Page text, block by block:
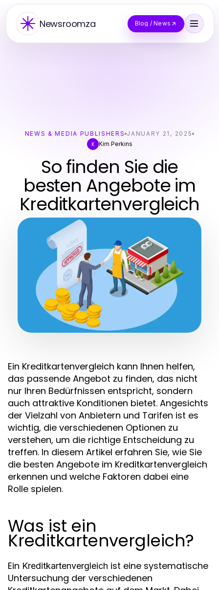
Newsroomza Blog / News
NEWS & MEDIA PUBLISHERS JANUARY 21, 2025
K Kim Perkins
So finden Sie die
besten Angebote im
Kreditkartenvergleich
Ein Kreditkartenvergleich kann Ihnen helfen,
das passende Angebot zu finden, das nicht
nur Ihren Bedürfnissen entspricht, sondern
auch attraktive Konditionen bietet. Angesichts
der Vielzahl von Anbietern und Tarifen ist es
wichtig, die verschiedenen Optionen zu
verstehen, um die richtige Entscheidung zu
treffen. In diesem Artikel erfahren Sie, wie Sie
die besten Angebote im Kreditkartenvergleich
erkennen und welche Faktoren dabei eine
Rolle spielen.
Was ist ein
Kreditkartenvergleich?
Ein Kreditkartenvergleich ist eine systematische
Untersuchung der verschiedenen